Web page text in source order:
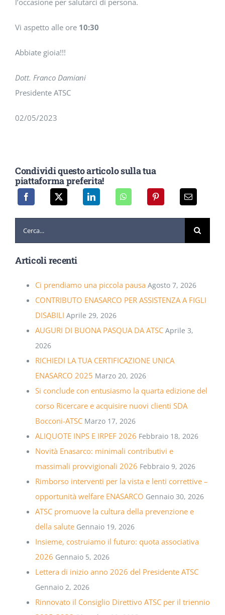
Vi aspetto alle ore 10:30
Abbiate gioia!!!
Dott. Franco Damiani
Presidente ATSC
02/05/2023
Condividi questo articolo sulla tua
piattaforma preferita!
Articoli recenti
Ci prendiamo una piccola pausa Agosto 7, 2026
CONTRIBUTO ENASARCO PER ASSISTENZA A FIGLI
DISABILI Aprile 29, 2026
AUGURI DI BUONA PASQUA DA ATSC Aprile 3,
2026
RICHIEDI LA TUA CERTIFICAZIONE UNICA
ENASARCO 2025 Marzo 20, 2026
Si conclude con entusiasmo la quarta edizione del
corso Ricercare e acquisire nuovi clienti SDA
Bocconi-ATSC Marzo 17, 2026
ALIQUOTE INPS E IRPEF 2026 Febbraio 18, 2026
Novità Enasarco: minimali contributivi e
massimali provvigionali 2026 Febbraio 9, 2026
Rimborso interventi per la vista e lenti correttive –
opportunità welfare ENASARCO Gennaio 30, 2026
ATSC promuove la cultura della prevenzione e
della salute Gennaio 19, 2026
Insieme, costruiamo il futuro: quota associativa
2026 Gennaio 5, 2026
Lettera di inizio anno 2026 del Presidente ATSC
Gennaio 2, 2026
Rinnovato il Consiglio Direttivo ATSC per il triennio